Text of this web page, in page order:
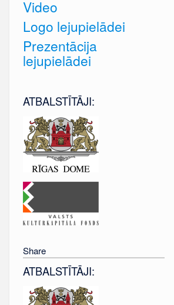
Video
Logo lejupielādei
Prezentācija
lejupielādei
ATBALSTĪTĀJI:
Share
ATBALSTĪTĀJI: